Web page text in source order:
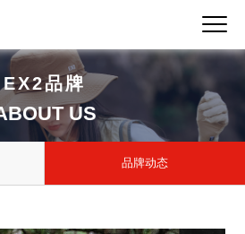
EX2品牌
US
品牌动态